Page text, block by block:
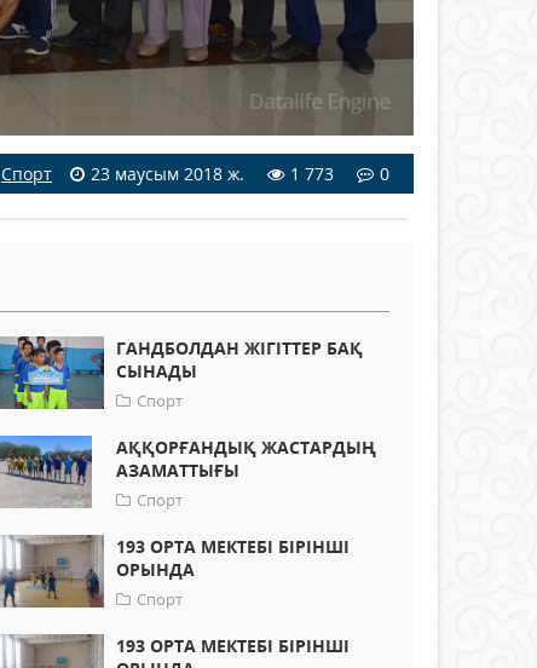
Спорт 23 маусым 2018 ж. 1 773 0
ГАНДБОЛДАН ЖІГІТТЕР БАҚ
СЫНАДЫ
Спорт
АҚҚОРҒАНДЫҚ ЖАСТАРДЫҢ
АЗАМАТТЫҒЫ
Спорт
193 ОРТА МЕКТЕБІ БІРІНШІ
ОРЫНДА
Спорт
193 ОРТА МЕКТЕБІ БІРІНШІ